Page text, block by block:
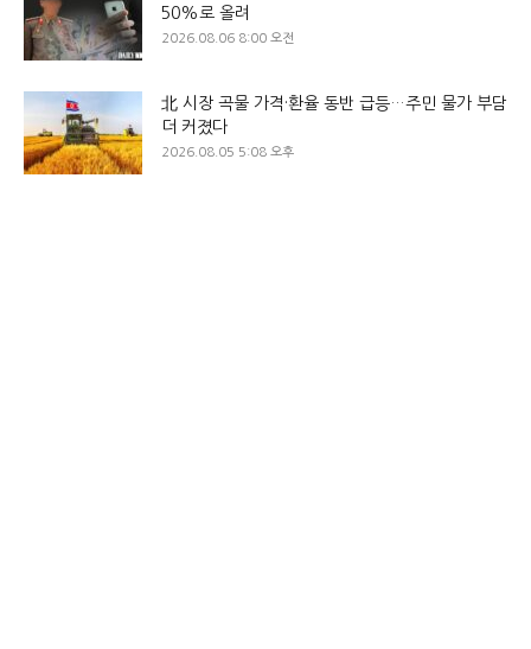
50%로 올려
2026.08.06 8:00 오전
北 시장 곡물 가격·환율 동반 급등…주민 물가 부담
더 커졌다
2026.08.05 5:08 오후